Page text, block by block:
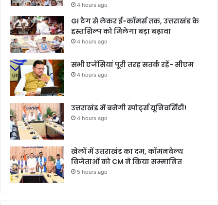
4 hours ago
GI टैग से लेकर ई-कॉमर्स तक, उत्तराखंड के
हस्तशिल्प को मिलेगा बड़ा बढ़ावा
4 hours ago
सभी एजेंसियां पूरी तरह सतर्क रहें- सीएम
4 hours ago
उत्तराखंड में बनेगी स्पोर्ट्स यूनिवर्सिटी!
4 hours ago
खेलों में उत्तराखंड का दम, कॉमनवेल्थ
विजेताओं को CM ने किया सम्मानित
5 hours ago